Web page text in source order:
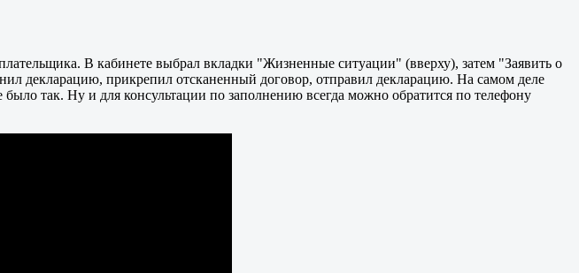
В кабинете выбрал вкладки "Жизненные ситуации" (вверху), затем "Заявить о
декларацию, прикрепил отсканенный договор, отправил декларацию. На самом деле
так. Ну и для консультации по заполнению всегда можно обратится по телефону